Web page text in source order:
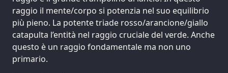
raggio il mente/corpo si potenzia nel suo equilibrio
più pieno. La potente triade rosso/arancione/giallo
catapulta l’entità nel raggio cruciale del verde. Anche
questo è un raggio fondamentale ma non uno
primario.